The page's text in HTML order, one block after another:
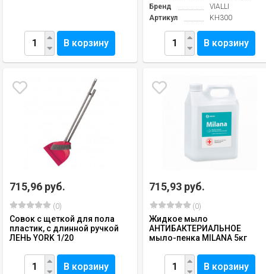
В корзину
Бренд
VIALLI
Артикул
KH300
В корзину
715,96 руб.
(0)
Совок с щеткой для пола
пластик, с длинной ручкой
ЛЕНЬ YORK 1/20
В корзину
715,93 руб.
(0)
Жидкое мыло
АНТИБАКТЕРИАЛЬНОЕ
мыло-пенка MILANA 5кг
В корзину